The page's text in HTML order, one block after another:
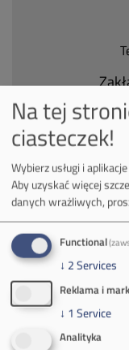
Na tej
ciasteczek!
Wybierz usługi i
Aby uzyskać więcej
danych wrażliwych,
Functional
↓ 2Services
Reklama i
↓ 1 Service
Analityka